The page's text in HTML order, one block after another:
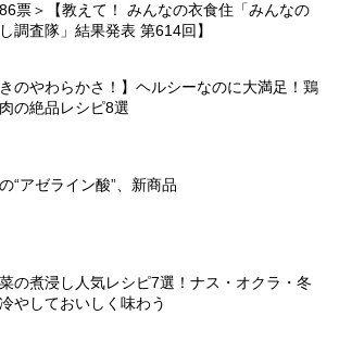
票＞【教えて！ みんなの衣食住「みんなの
調査隊」結果発表 第614回】
きのやわらかさ！】ヘルシーなのに大満足！鶏
の絶品レシピ8選
“アゼライン酸”、新商品
の煮浸し人気レシピ7選！ナス・オクラ・冬
やしておいしく味わう